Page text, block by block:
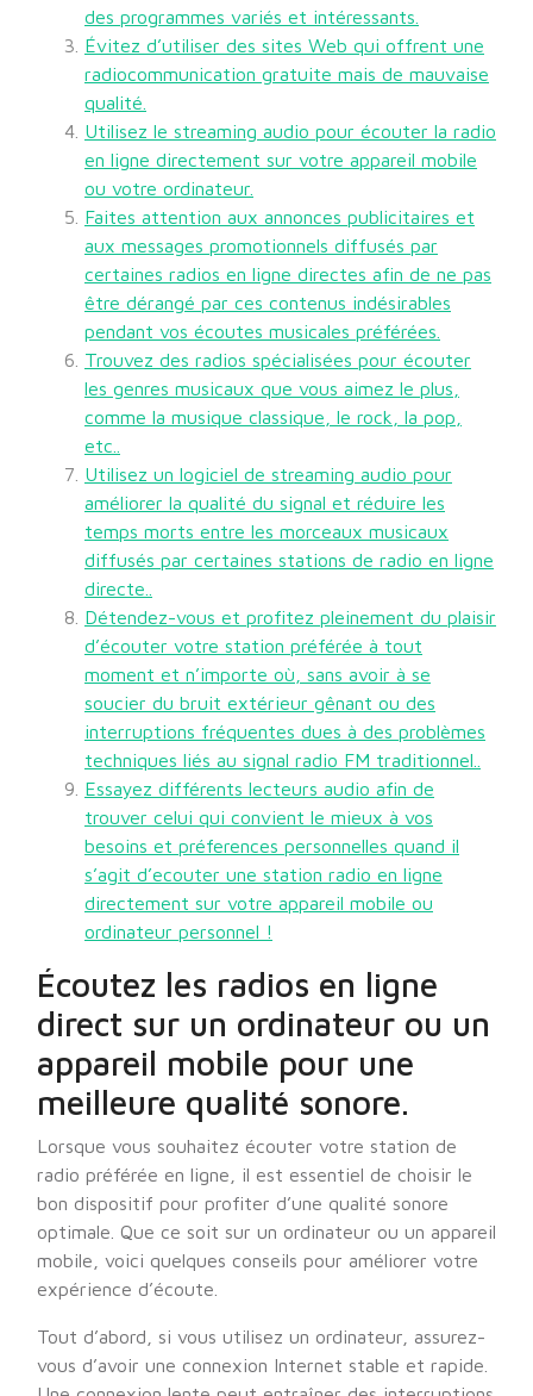
des programmes variés et intéressants.
Évitez d’utiliser des sites Web qui offrent une
radiocommunication gratuite mais de mauvaise
qualité.
Utilisez le streaming audio pour écouter la radio
en ligne directement sur votre appareil mobile
ou votre ordinateur.
Faites attention aux annonces publicitaires et
aux messages promotionnels diffusés par
certaines radios en ligne directes afin de ne pas
être dérangé par ces contenus indésirables
pendant vos écoutes musicales préférées.
Trouvez des radios spécialisées pour écouter
les genres musicaux que vous aimez le plus,
comme la musique classique, le rock, la pop,
etc..
Utilisez un logiciel de streaming audio pour
améliorer la qualité du signal et réduire les
temps morts entre les morceaux musicaux
diffusés par certaines stations de radio en ligne
directe..
Détendez-vous et profitez pleinement du plaisir
d’écouter votre station préférée à tout
moment et n’importe où, sans avoir à se
soucier du bruit extérieur gênant ou des
interruptions fréquentes dues à des problèmes
techniques liés au signal radio FM traditionnel..
Essayez différents lecteurs audio afin de
trouver celui qui convient le mieux à vos
besoins et préferences personnelles quand il
s’agit d’ecouter une station radio en ligne
directement sur votre appareil mobile ou
ordinateur personnel !
Écoutez les radios en ligne
direct sur un ordinateur ou un
appareil mobile pour une
meilleure qualité sonore.
Lorsque vous souhaitez écouter votre station de
radio préférée en ligne, il est essentiel de choisir le
bon dispositif pour profiter d’une qualité sonore
optimale. Que ce soit sur un ordinateur ou un appareil
mobile, voici quelques conseils pour améliorer votre
expérience d’écoute.
Tout d’abord, si vous utilisez un ordinateur, assurez-
vous d’avoir une connexion Internet stable et rapide.